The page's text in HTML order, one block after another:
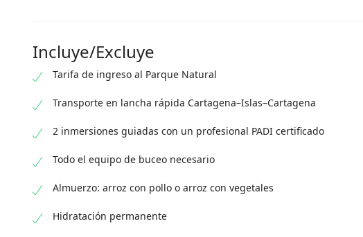
Incluye/Excluye
Tarifa de ingreso al Parque Natural
Transporte en lancha rápida Cartagena–Islas–Cartagena
2 inmersiones guiadas con un profesional PADI certificado
Todo el equipo de buceo necesario
Almuerzo: arroz con pollo o arroz con vegetales
Hidratación permanente